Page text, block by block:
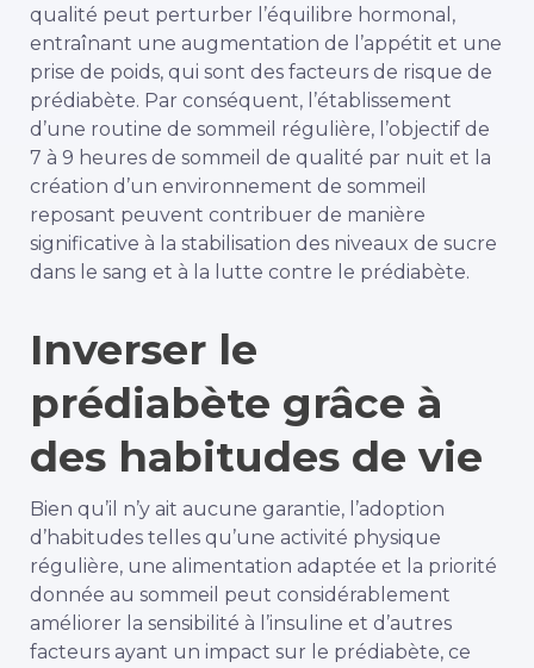
qualité peut perturber l’équilibre hormonal,
entraînant une augmentation de l’appétit et une
prise de poids, qui sont des facteurs de risque de
prédiabète. Par conséquent, l’établissement
d’une routine de sommeil régulière, l’objectif de
7 à 9 heures de sommeil de qualité par nuit et la
création d’un environnement de sommeil
reposant peuvent contribuer de manière
significative à la stabilisation des niveaux de sucre
dans le sang et à la lutte contre le prédiabète.
Inverser le
prédiabète grâce à
des habitudes de vie
Bien qu’il n’y ait aucune garantie, l’adoption
d’habitudes telles qu’une activité physique
régulière, une alimentation adaptée et la priorité
donnée au sommeil peut considérablement
améliorer la sensibilité à l’insuline et d’autres
facteurs ayant un impact sur le prédiabète, ce